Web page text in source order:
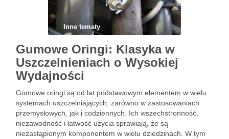
Inne tematy
Gumowe Oringi: Klasyka w
Uszczelnieniach o Wysokiej
Wydajności
Gumowe oringi są od lat podstawowym elementem w wielu
systemach uszczelniających, zarówno w zastosowaniach
przemysłowych, jak i codziennych. Ich wszechstronność,
niezawodność i łatwość użycia sprawiają, że są
niezastąpionym komponentem w wielu dziedzinach. W tym